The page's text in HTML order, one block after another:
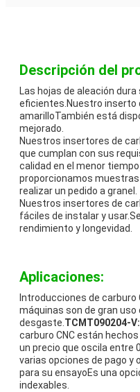
Descripción del
Las hojas de aleación
eficientes.Nuestro inserto
amarilloTambién está
mejorado.
Nuestros insertores de
que cumplan con sus
calidad en el menor
proporcionamos muestras
realizar un pedido a granel.
Nuestros insertores de
fáciles de instalar y
rendimiento y longevidad.
Aplicaciones:
Introducciones de
máquinas son de gran
desgaste.TCMT090204-
carburo CNC están
un precio que oscila entre
varias opciones de pago y
para su ensayoEs una
indexables.